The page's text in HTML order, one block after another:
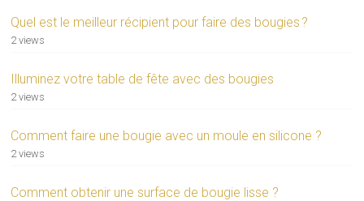
Quel est le meilleur récipient pour faire des bougies ?
2 views
Illuminez votre table de fête avec des bougies
2 views
Comment faire une bougie avec un moule en silicone ?
2 views
Comment obtenir une surface de bougie lisse ?